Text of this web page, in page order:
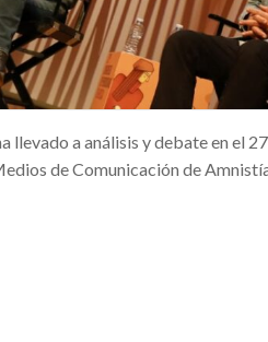
llevado a análisis y debate en el
de Comunicación de Amnistía